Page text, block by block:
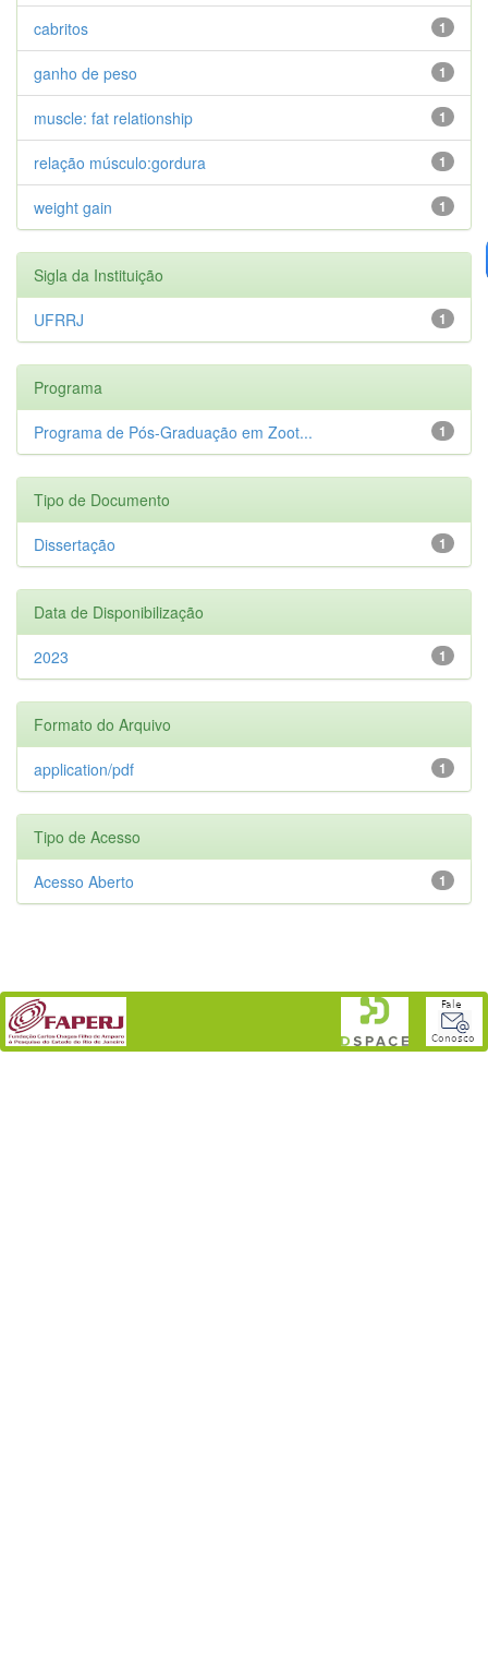
1
cabritos
1
ganho de peso
1
muscle: fat relationship
1
relação músculo:gordura
1
weight gain
Sigla da Instituição
1
UFRRJ
Programa
1
Programa de Pós-Graduação em Zoot...
Tipo de Documento
1
Dissertação
Data de Disponibilização
1
2023
Formato do Arquivo
1
application/pdf
Tipo de Acesso
1
Acesso Aberto